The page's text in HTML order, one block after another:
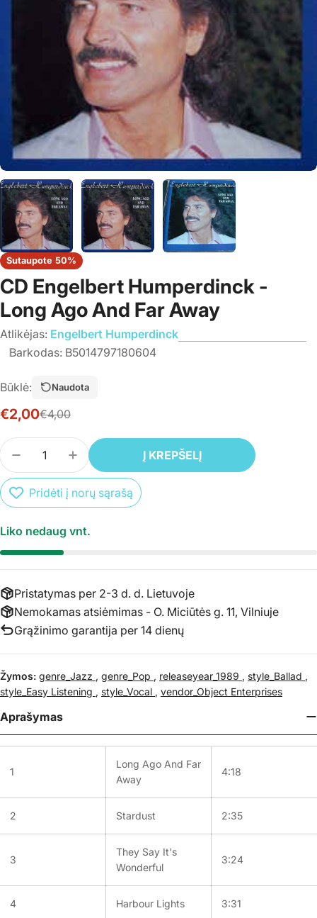
Sutaupote 50%
CD Engelbert Humperdinck -
Long Ago And Far Away
Atlikėjas: Engelbert Humperdinck
Barkodas: B5014797180604
Būklė: Naudota
Išpardavimo
€2,00
Įprasta€4,00
Kiekis
SUMAŽINTI PREKĖS CD ENGELBERT
PADIDINTI PREKĖS CD ENGELBERT
Į KREPŠELĮ
Pridėti į norų sąrašą
Liko nedaug vnt.
Pristatymas per 2-3 d. d. Lietuvoje
Nemokamas atsiėmimas - O. Miciūtės g. 11, Vilniuje
Grąžinimo garantija per 14 dienų
Žymos: genre_Jazz , genre_Pop , releaseyear_1989 , style_Ballad ,
style_Easy Listening , style_Vocal , vendor_Object Enterprises
Aprašymas
1
Long Ago And Far
Away
4:18
2 Stardust 2:35
3
They Say It's
Wonderful
3:24
4 Harbour Lights 3:31